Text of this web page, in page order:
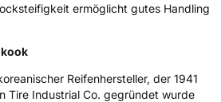
ermöglicht gutes Handling
Reifenhersteller, der 1941
Tire Industrial Co. gegründet wurde